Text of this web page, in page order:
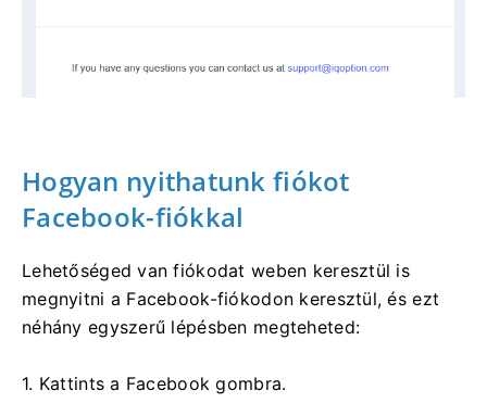
Hogyan nyithatunk fiókot
Facebook-fiókkal
Lehetőséged van fiókodat weben keresztül is
megnyitni a Facebook-fiókodon keresztül, és ezt
néhány egyszerű lépésben megteheted:
1. Kattints a Facebook gombra.